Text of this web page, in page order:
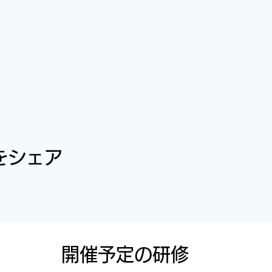
シェア
開催予定の研修